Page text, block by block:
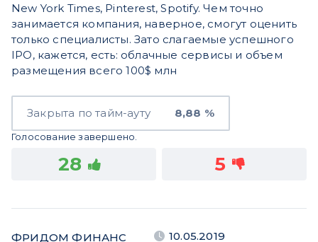
New York Times, Pinterest, Spotify. Чем точно
занимается компания, наверное, смогут оценить
только специалисты. Зато слагаемые успешного
IPO, кажется, есть: облачные сервисы и объем
размещения всего 100$ млн
Закрыта по тайм-ауту 8,88 %
Голосование завершено.
28 5
ФРИДОМ ФИНАНС 10.05.2019